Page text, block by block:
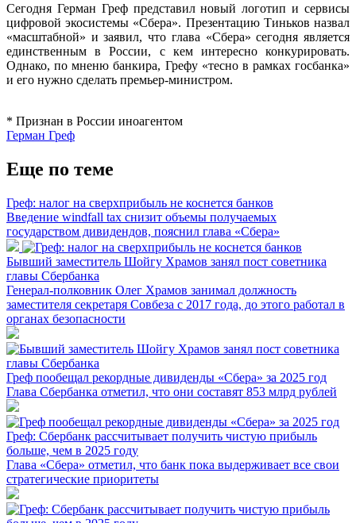
Сегодня Герман Греф представил новый логотип и сервисы
цифровой экосистемы «Сбера». Презентацию Тиньков назвал
«масштабной» и заявил, что глава «Сбера» сегодня является
единственным в России, с кем интересно конкурировать.
Однако, по мненю банкира, Грефу «тесно в рамках госбанка»
и его нужно сделать премьер-министром.
* Признан в России иноагентом
Герман Греф
Еще по теме
Греф: налог на сверхприбыль не коснется банков
Введение windfall tax снизит объемы получаемых
государством дивидендов, пояснил глава «Сбера»
Бывший заместитель Шойгу Храмов занял пост советника
главы Сбербанка
Генерал-полковник Олег Храмов занимал должность
заместителя секретаря Совбеза с 2017 года, до этого работал в
органах безопасности
Греф пообещал рекордные дивиденды «Сбера» за 2025 год
Глава Сбербанка отметил, что они составят 853 млрд рублей
Греф: Сбербанк рассчитывает получить чистую прибыль
больше, чем в 2025 году
Глава «Сбера» отметил, что банк пока выдерживает все свои
стратегические приоритеты